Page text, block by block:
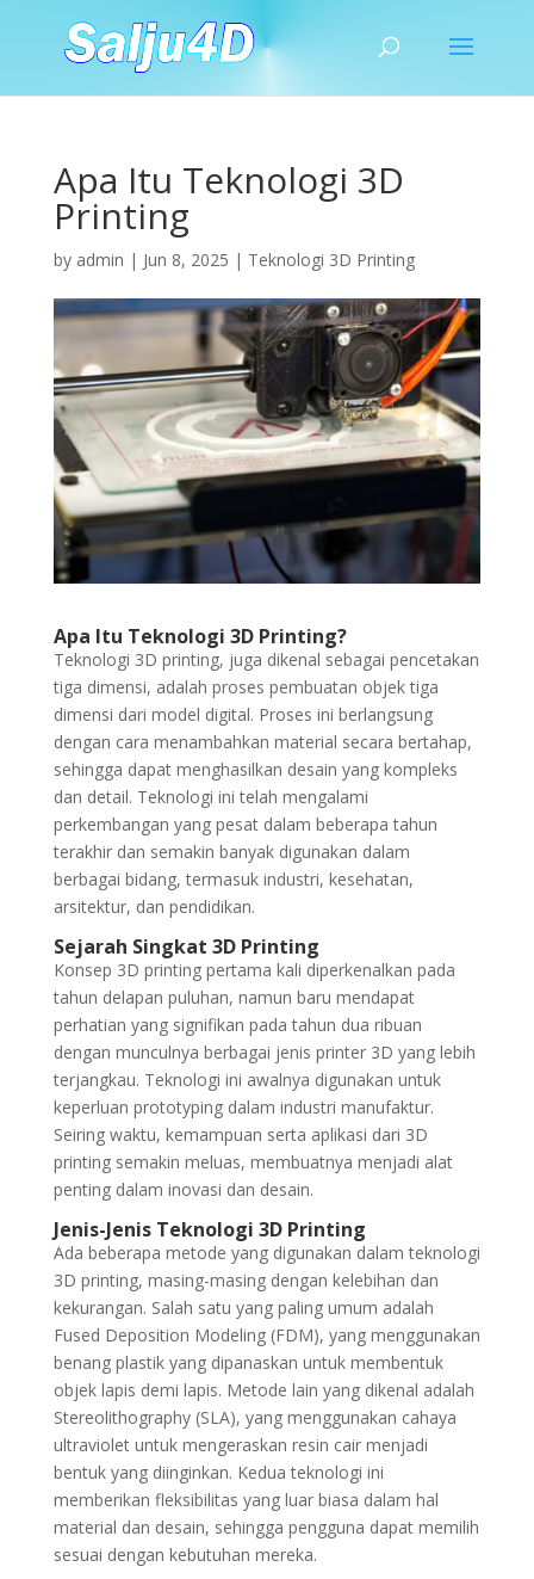
Apa Itu Teknologi 3D
Printing
by admin | Jun 8, 2025 | Teknologi 3D Printing
Apa Itu Teknologi 3D Printing?
Teknologi 3D printing, juga dikenal sebagai pencetakan
tiga dimensi, adalah proses pembuatan objek tiga
dimensi dari model digital. Proses ini berlangsung
dengan cara menambahkan material secara bertahap,
sehingga dapat menghasilkan desain yang kompleks
dan detail. Teknologi ini telah mengalami
perkembangan yang pesat dalam beberapa tahun
terakhir dan semakin banyak digunakan dalam
berbagai bidang, termasuk industri, kesehatan,
arsitektur, dan pendidikan.
Sejarah Singkat 3D Printing
Konsep 3D printing pertama kali diperkenalkan pada
tahun delapan puluhan, namun baru mendapat
perhatian yang signifikan pada tahun dua ribuan
dengan munculnya berbagai jenis printer 3D yang lebih
terjangkau. Teknologi ini awalnya digunakan untuk
keperluan prototyping dalam industri manufaktur.
Seiring waktu, kemampuan serta aplikasi dari 3D
printing semakin meluas, membuatnya menjadi alat
penting dalam inovasi dan desain.
Jenis-Jenis Teknologi 3D Printing
Ada beberapa metode yang digunakan dalam teknologi
3D printing, masing-masing dengan kelebihan dan
kekurangan. Salah satu yang paling umum adalah
Fused Deposition Modeling (FDM), yang menggunakan
benang plastik yang dipanaskan untuk membentuk
objek lapis demi lapis. Metode lain yang dikenal adalah
Stereolithography (SLA), yang menggunakan cahaya
ultraviolet untuk mengeraskan resin cair menjadi
bentuk yang diinginkan. Kedua teknologi ini
memberikan fleksibilitas yang luar biasa dalam hal
material dan desain, sehingga pengguna dapat memilih
sesuai dengan kebutuhan mereka.